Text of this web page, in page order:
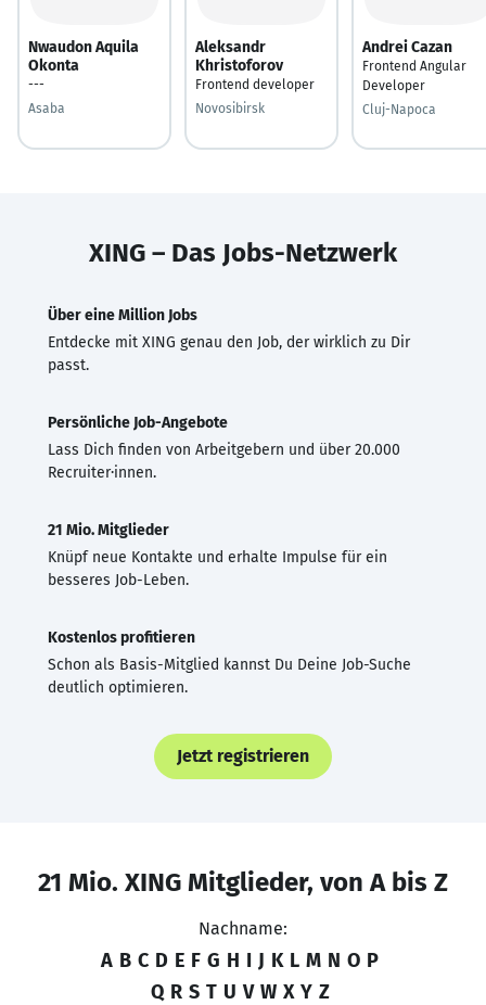
Nwaudon Aquila
Okonta
---
Asaba
Aleksandr
Khristoforov
Frontend developer
Novosibirsk
Andrei Cazan
Frontend Angular
Developer
Cluj-Napoca
XING – Das Jobs-Netzwerk
Über eine Million Jobs
Entdecke mit XING genau den Job, der wirklich zu Dir
passt.
Persönliche Job-Angebote
Lass Dich finden von Arbeitgebern und über 20.000
Recruiter·innen.
21 Mio. Mitglieder
Knüpf neue Kontakte und erhalte Impulse für ein
besseres Job-Leben.
Kostenlos profitieren
Schon als Basis-Mitglied kannst Du Deine Job-Suche
deutlich optimieren.
Jetzt registrieren
21 Mio. XING Mitglieder, von A bis Z
Nachname:
A B C D E F G H I J K L M N O P
Q R S T U V W X Y Z